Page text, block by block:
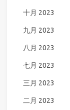
十月 2023
九月 2023
八月 2023
七月 2023
三月 2023
二月 2023